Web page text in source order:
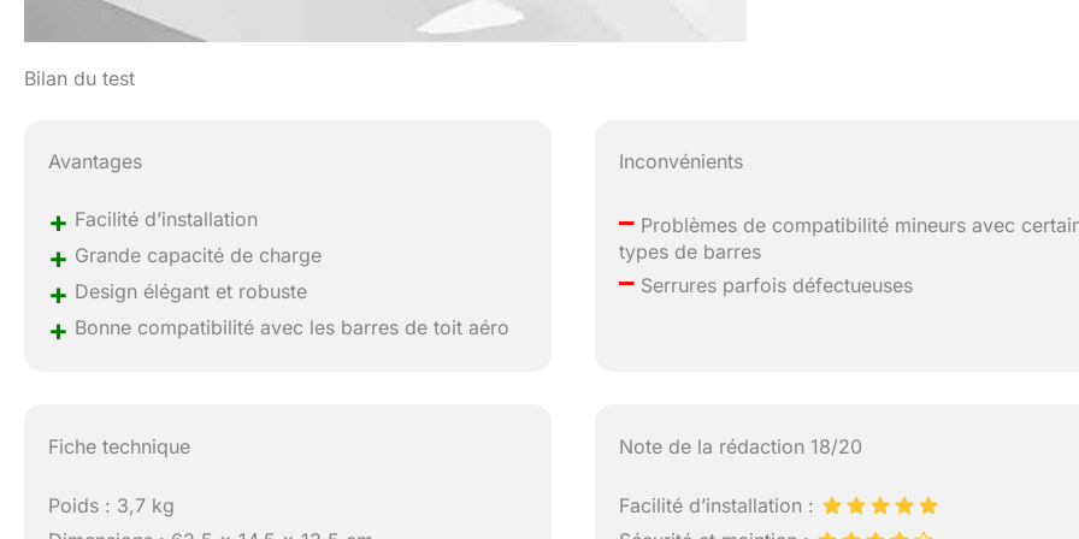
Bilan du test
Avantages
+ Facilité d’installation
+ Grande capacité de charge
+ Design élégant et robuste
+ Bonne compatibilité avec les barres de toit aéro
Inconvénients
– Problèmes de compatibilité mineurs avec
types de barres
– Serrures parfois défectueuses
Fiche technique
Poids : 3,7 kg
Note de la rédaction 18/20
Facilité d’installation :